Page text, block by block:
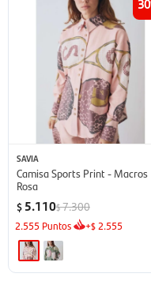
30
SAVIA
Camisa Sports Print - Macros
Rosa
$ 5.110$7.300
2.555 Puntos +$ 2.555